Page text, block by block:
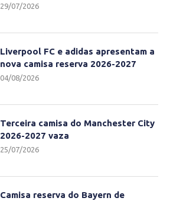
29/07/2026
Liverpool FC e adidas apresentam a
nova camisa reserva 2026-2027
04/08/2026
Terceira camisa do Manchester City
2026-2027 vaza
25/07/2026
Camisa reserva do Bayern de